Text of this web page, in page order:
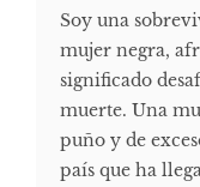
Soy una
mujer negra,
significado
muerte. Una
puño y de
país que ha